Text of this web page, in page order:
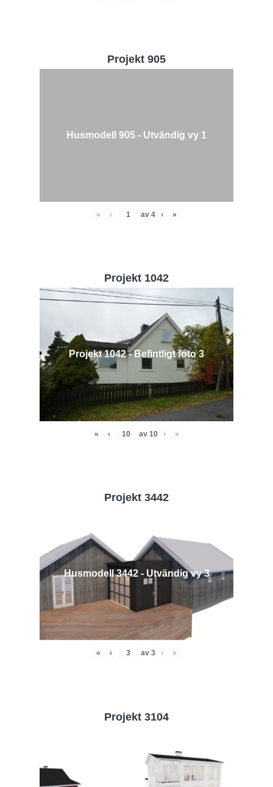
Projekt 905
Husmodell 905 - Utvändig vy 1
« ‹ av 4 › »
Projekt 1042
Projekt 1042 - Befintligt foto 3
« ‹ av 10 › »
Projekt 3442
Husmodell 3442 - Utvändig vy 3
« ‹ av 3 › »
Projekt 3104